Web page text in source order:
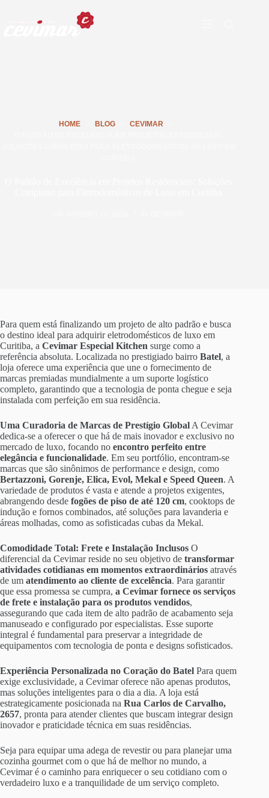
HOME BLOG
CEVIMAR
Para quem está finalizando um projeto de alto padrão e busca
o destino ideal para adquirir eletrodomésticos de luxo em
Curitiba, a Cevimar Especial Kitchen surge como a
referência absoluta. Localizada no prestigiado bairro Batel, a
loja oferece uma experiência que une o fornecimento de
marcas premiadas mundialmente a um suporte logístico
completo, garantindo que a tecnologia de ponta chegue e seja
instalada com perfeição em sua residência.
Uma Curadoria de Marcas de Prestígio Global A Cevimar
dedica-se a oferecer o que há de mais inovador e exclusivo no
mercado de luxo, focando no encontro perfeito entre
elegância e funcionalidade. Em seu portfólio, encontram-se
marcas que são sinônimos de performance e design, como
Bertazzoni, Gorenje, Elica, Evol, Mekal e Speed Queen. A
variedade de produtos é vasta e atende a projetos exigentes,
abrangendo desde fogões de piso de até 120 cm, cooktops de
indução e fornos combinados, até soluções para lavanderia e
áreas molhadas, como as sofisticadas cubas da Mekal.
Comodidade Total: Frete e Instalação Inclusos O
diferencial da Cevimar reside no seu objetivo de transformar
atividades cotidianas em momentos extraordinários através
de um atendimento ao cliente de excelência. Para garantir
que essa promessa se cumpra, a Cevimar fornece os serviços
de frete e instalação para os produtos vendidos,
assegurando que cada item de alto padrão de acabamento seja
manuseado e configurado por especialistas. Esse suporte
integral é fundamental para preservar a integridade de
equipamentos com tecnologia de ponta e designs sofisticados.
Experiência Personalizada no Coração do Batel Para quem
exige exclusividade, a Cevimar oferece não apenas produtos,
mas soluções inteligentes para o dia a dia. A loja está
estrategicamente posicionada na Rua Carlos de Carvalho,
2657, pronta para atender clientes que buscam integrar design
inovador e praticidade técnica em suas residências.
Seja para equipar uma adega de revestir ou para planejar uma
cozinha gourmet com o que há de melhor no mundo, a
Cevimar é o caminho para enriquecer o seu cotidiano com o
verdadeiro luxo e a tranquilidade de um serviço completo.